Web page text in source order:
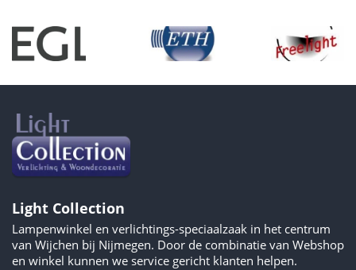
Light Collection
Lampenwinkel en verlichtings-speciaalzaak in het centrum
van Wijchen bij Nijmegen. Door de combinatie van Webshop
en winkel kunnen we service gericht klanten helpen.